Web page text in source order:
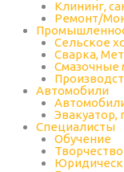
Клининг,
Ремонт/
Cельское
Сварка,
Cмазочные
Автомобили
Эвакуатор,
Специалисты
Обучение
Творчество